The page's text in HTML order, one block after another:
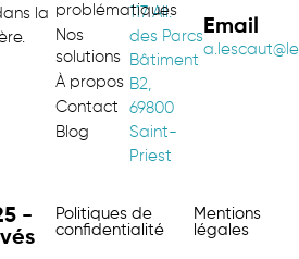
la problématiques
Nos
solutions
À propos
Contact
Blog
117 All.
des Parcs
Bâtiment
B2,
69800
Saint-
Priest
Email
-
Mentions
légales
Politiques de
confidentialité